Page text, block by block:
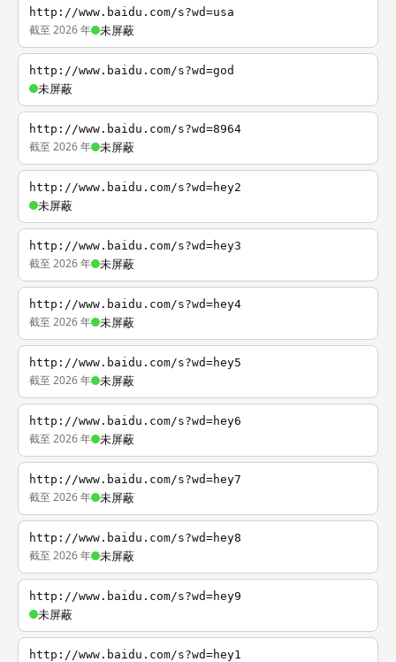
http://www.baidu.com/s?wd=usa
截至 2026 年 未屏蔽
http://www.baidu.com/s?wd=god
未屏蔽
http://www.baidu.com/s?wd=8964
截至 2026 年 未屏蔽
http://www.baidu.com/s?wd=hey2
未屏蔽
http://www.baidu.com/s?wd=hey3
截至 2026 年 未屏蔽
http://www.baidu.com/s?wd=hey4
截至 2026 年 未屏蔽
http://www.baidu.com/s?wd=hey5
截至 2026 年 未屏蔽
http://www.baidu.com/s?wd=hey6
截至 2026 年 未屏蔽
http://www.baidu.com/s?wd=hey7
截至 2026 年 未屏蔽
http://www.baidu.com/s?wd=hey8
截至 2026 年 未屏蔽
http://www.baidu.com/s?wd=hey9
未屏蔽
http://www.baidu.com/s?wd=hey1